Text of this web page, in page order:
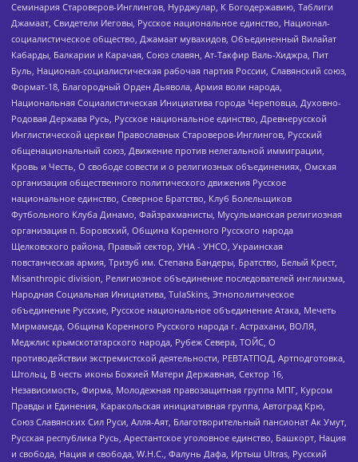
Семинария Староверов-Инглингов, Нурджулар, К Богодержавию, Таблиги
Джамаат, Свидетели Иеговы, Русское национальное единство, Национал-
социалистическое общество, Джамаат мувахидов, Объединенный Вилайат
Кабарды, Балкарии и Карачая, Союз славян, Ат-Такфир Валь-Хиджра, Пит
Буль, Национал-социалистическая рабочая партия России, Славянский союз,
Формат-18, Благородный Орден Дьявола, Армия воли народа,
Национальная Социалистическая Инициатива города Череповца, Духовно-
Родовая Держава Русь, Русское национальное единство, Древнерусской
Инглистической церкви Православных Староверов-Инглингов, Русский
общенациональный союз, Движение против нелегальной иммиграции,
Кровь и Честь, О свободе совести и о религиозных объединениях, Омская
организация общественного политического движения Русское
национальное единство, Северное Братство, Клуб Болельщиков
Футбольного Клуба Динамо, Файзрахманисты, Мусульманская религиозная
организация п. Боровский, Община Коренного Русского народа
Щелковского района, Правый сектор, УНА - УНСО, Украинская
повстанческая армия, Тризуб им. Степана Бандеры, Братство, Белый Крест,
Misanthropic division, Религиозное объединение последователей инглиизма,
Народная Социальная Инициатива, TulaSkins, Этнополитическое
объединение Русские, Русское национальное объединение Атака, Мечеть
Мирмамеда, Община Коренного Русского народа г. Астрахани, ВОЛЯ,
Меджлис крымскотатарского народа, Рубеж Севера, ТОЙС, О
противодействии экстремистской деятельности, РЕВТАТПОД, Артподготовка,
Штольц, В честь иконы Божией Матери Державная, Сектор 16,
Независимость, Фирма, Молодежная правозащитная группа МПГ, Курсом
Правды и Единения, Каракольская инициативная группа, Автоград Крю,
Союз Славянских Сил Руси, Алля-Аят, Благотворительный пансионат Ак Умут,
Русская республика Русь, Арестантское уголовное единство, Башкорт, Нация
и свобода, Нация и свобода, W.H.С., Фалунь Дафа, Иртыш Ultras, Русский